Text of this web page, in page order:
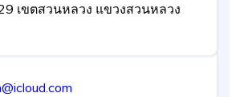
เขตสวนหลวง แขวงสวนหลวง